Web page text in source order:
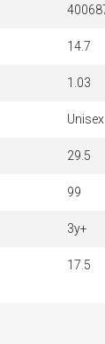
14.7
1.03
Unisex
29.5
99
3y+
17.5